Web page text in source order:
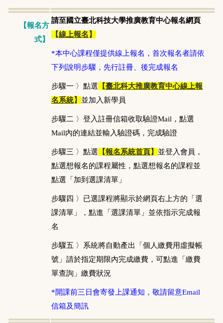
【報名方
式】
請至國立臺北科技大學推廣教育中心報名網頁
【線上報名 】
*本中心課程僅提供線上報名，首次報名者請依
下列說明步驟，先行註冊、後完成報名
步驟一 〉點選 【臺北科大推廣教育中心線上報
名系統】 並加入新學員
步驟二 〉登入註冊信箱收取驗證Mail，點選
Mail內的連結並輸入驗證碼，完成驗證
步驟三 〉點選 【報名系統首頁】 並登入會員，
點選想報名的課程屬性，點選想報名的課程並
點選「加到選課清單」
步驟四 〉已選課程將顯示於網頁右上方的「選
課清單」，點進「選課清單」並依指示完成報
名
步驟五 〉系統將自動產出「個人繳費用虛擬帳
號」請於指定期限內完成繳費，可點進「繳費
單查詢」繳費狀況
*開課前三日會寄發上課通知，敬請留意Email
信箱及簡訊